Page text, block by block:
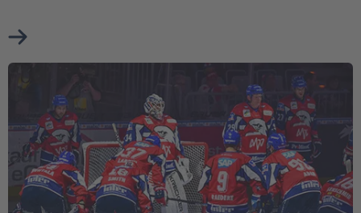
Mehr über Unsere Partner erfahren
Weiter zu Engagements